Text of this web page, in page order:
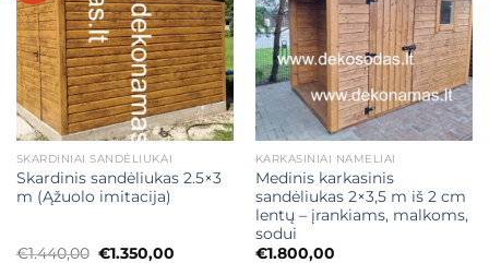
SKARDINIAI SANDĖLIUKAI
Skardinis sandėliukas 2.5×3
m (Ąžuolo imitacija)
€1.440,00 Original
€1.350,00Current
KARKASINIAI NAMELIAI
Medinis karkasinis
sandėliukas 2×3,5 m iš 2 cm
lentų – įrankiams, malkoms,
sodui
€1.800,00